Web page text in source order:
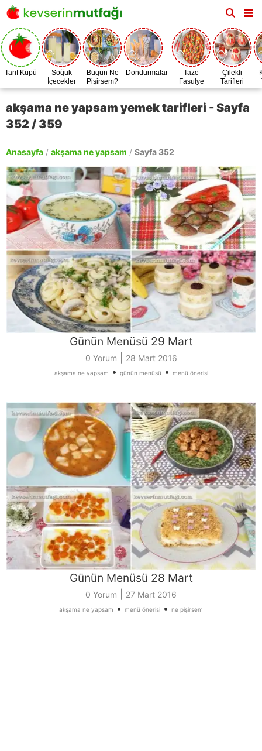
Tarif Küpü
Soğuk
İçecekler
Bugün Ne
Pişirsem?
Dondurmalar
Taze
Fasulye
Zamanı
Çilekli
Tarifleri
akşama ne yapsam yemek tarifleri - Sayfa
352 / 359
Anasayfa / akşama ne yapsam / Sayfa 352
Günün Menüsü 29 Mart
0 Yorum 28 Mart 2016
akşama ne yapsam • günün menüsü • menü önerisi
Günün Menüsü 28 Mart
0 Yorum 27 Mart 2016
akşama ne yapsam • menü önerisi • ne pişirsem